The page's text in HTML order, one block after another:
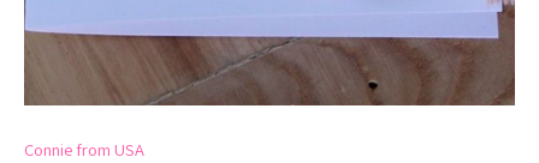
Connie from USA